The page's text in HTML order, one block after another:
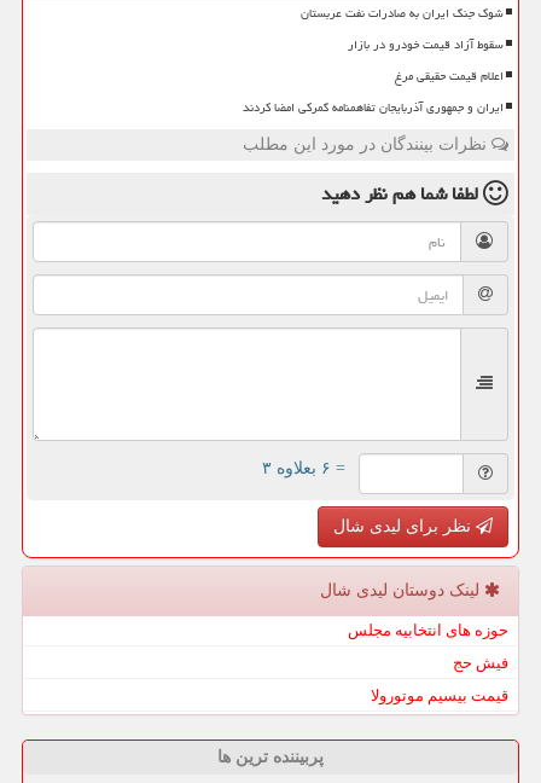
شوک جنگ ایران به صادرات نفت عربستان
سقوط آزاد قیمت خودرو در بازار
اعلام قیمت حقیقی مرغ
ایران و جمهوری آذربایجان تفاهمنامه گمرکی امضا کردند
نظرات بینندگان در مورد این مطلب
لطفا شما همنظر دهید
= ۶ بعلاوه ۳
نظر برای لیدی شال
لینک دوستان لیدی شال
حوزه های انتخابیه مجلس
فیش حج
قیمت بیسیم موتورولا
پربیننده ترین ها